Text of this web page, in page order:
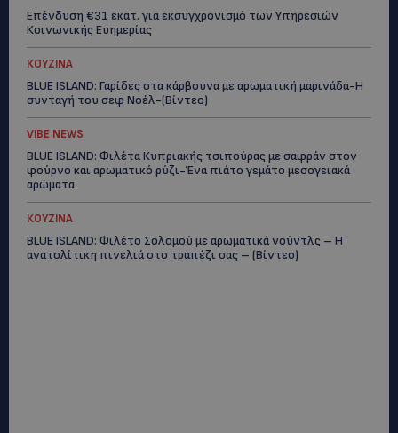
Επένδυση €31 εκατ. για εκσυγχρονισμό των Υπηρεσιών
Κοινωνικής Ευημερίας
ΚΟΥΖΙΝΑ
BLUE ISLAND: Γαρίδες στα κάρβουνα με αρωματική μαρινάδα-Η
συνταγή του σεφ Νοέλ-(Βίντεο)
VIBE NEWS
BLUE ISLAND: Φιλέτα Κυπριακής τσιπούρας με σαφράν στον
φούρνο και αρωματικό ρύζι-Ένα πιάτο γεμάτο μεσογειακά
αρώματα
ΚΟΥΖΙΝΑ
BLUE ISLAND: Φιλέτο Σολομού με αρωματικά νούντλς – Η
ανατολίτικη πινελιά στο τραπέζι σας – (Βίντεο)